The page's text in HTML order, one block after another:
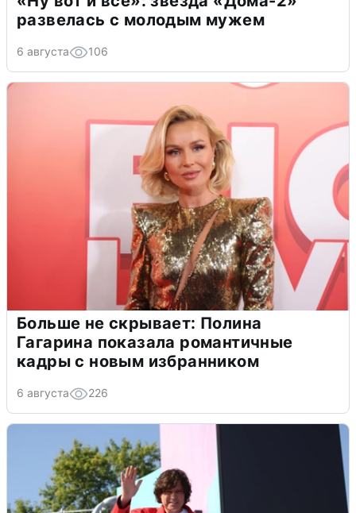
развелась с молодым мужем
6 августа 106
Больше не скрывает: Полина
Гагарина показала романтичные
кадры с новым избранником
6 августа 226